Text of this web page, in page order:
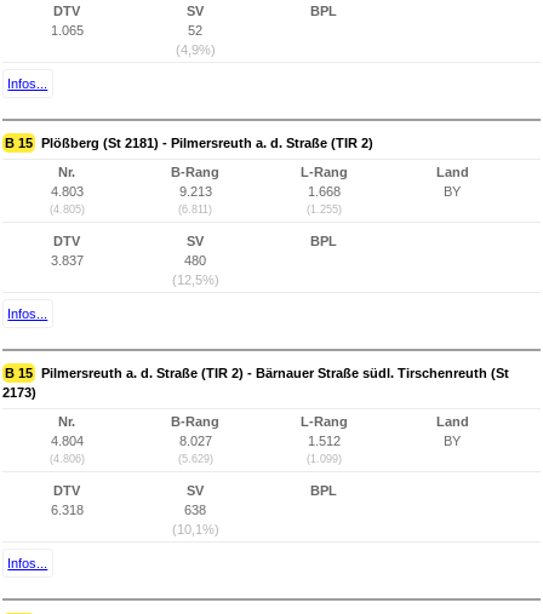
DTV
1.065
SV
52
(4,9%)
BPL
Infos...
B 15 Plößberg (St 2181) - Pilmersreuth a. d. Straße (TIR 2)
Nr.
4.803
(4.805)
B-Rang
9.213
(6.811)
L-Rang
1.668
(1.255)
Land
BY
DTV
3.837
SV
480
(12,5%)
BPL
Infos...
B 15 Pilmersreuth a. d. Straße (TIR 2) - Bärnauer Straße südl. Tirschenreuth (St
2173)
Nr.
4.804
(4.806)
B-Rang
8.027
(5.629)
L-Rang
1.512
(1.099)
Land
BY
DTV
6.318
SV
638
(10,1%)
BPL
Infos...